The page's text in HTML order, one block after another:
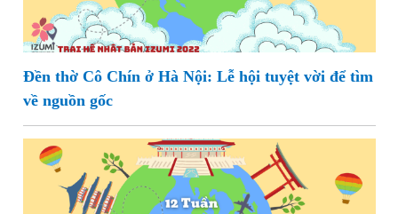
Đền thờ Cô Chín ở Hà Nội: Lễ hội tuyệt vời để tìm
về nguồn gốc